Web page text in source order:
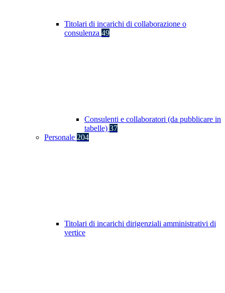
Titolari di incarichi di collaborazione o
consulenza 49
Consulenti e collaboratori (da pubblicare in
tabelle) 37
Personale 204
Titolari di incarichi dirigenziali amministrativi di
vertice